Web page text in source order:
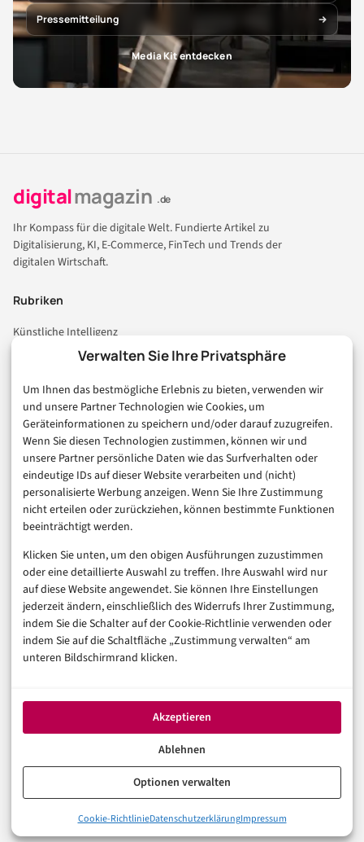
Verwalten Sie Ihre Privatsphäre
Um Ihnen das bestmögliche Erlebnis zu bieten, verwenden wir
und unsere Partner Technologien wie Cookies, um
Geräteinformationen zu speichern und/oder darauf zuzugreifen.
Wenn Sie diesen Technologien zustimmen, können wir und
unsere Partner persönliche Daten wie das Surfverhalten oder
eindeutige IDs auf dieser Website verarbeiten und (nicht)
personalisierte Werbung anzeigen. Wenn Sie Ihre Zustimmung
nicht erteilen oder zurückziehen, können bestimmte Funktionen
beeinträchtigt werden.
Klicken Sie unten, um den obigen Ausführungen zuzustimmen
oder eine detaillierte Auswahl zu treffen. Ihre Auswahl wird nur
auf diese Website angewendet. Sie können Ihre Einstellungen
jederzeit ändern, einschließlich des Widerrufs Ihrer Zustimmung,
indem Sie die Schalter auf der Cookie-Richtlinie verwenden oder
indem Sie auf die Schaltfläche „Zustimmung verwalten“ am
unteren Bildschirmrand klicken.
Akzeptieren
Ablehnen
Optionen verwalten
Cookie-RichtlinieDatenschutzerklärungImpressum
Pressemitteilung
Media Kit entdecken
digitalmagazin .de
Ihr Kompass für die digitale Welt. Fundierte Artikel zu
Digitalisierung, KI, E-Commerce, FinTech und Trends der
digitalen Wirtschaft.
Rubriken
Künstliche Intelligenz
Technologie & IT
Consumer & Digital Life
Marketing
Finanzen & FinTech
Business & Karriere
Sicherheit & Recht
Digitalisierung
Marketing
Magazin
Unsere Redaktion
Werbeformate & Media Kit
Rechtliches
Datenschutzerklärung (EU)
Cookie-Richtlinie (EU)
Made with AI and care in Eberswalde.